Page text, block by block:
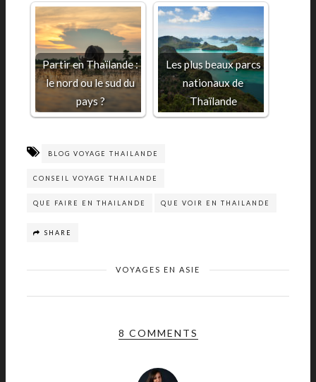
Partir en Thaïlande :
le nord ou le sud du
pays ?
Les plus beaux parcs
nationaux de
Thaïlande
BLOG VOYAGE THAILANDE
CONSEIL VOYAGE THAILANDE
QUE FAIRE EN THAILANDE QUE VOIR EN THAILANDE
SHARE
VOYAGES EN ASIE
8 COMMENTS